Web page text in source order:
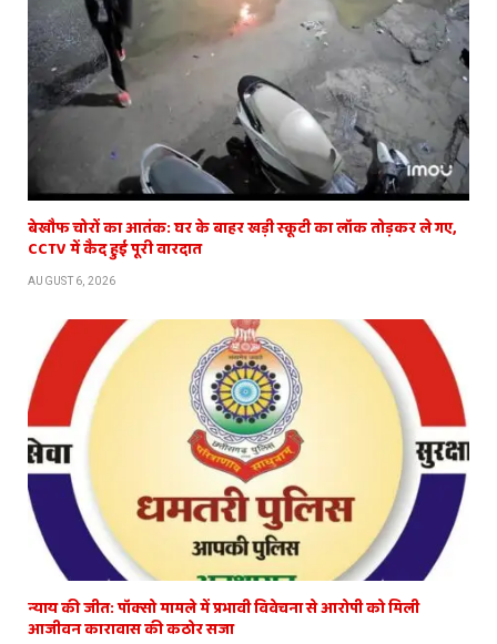
बेखौफ चोरों का आतंक: घर के बाहर खड़ी स्कूटी का लॉक तोड़कर ले गए,
CCTV में कैद हुई पूरी वारदात
AUGUST 6, 2026
न्याय की जीत: पॉक्सो मामले में प्रभावी विवेचना से आरोपी को मिली
आजीवन कारावास की कठोर सजा